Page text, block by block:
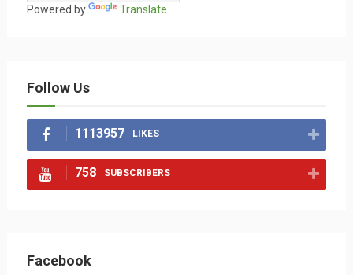
Powered by Translate
Follow Us
1113957 LIKES
758 SUBSCRIBERS
Facebook